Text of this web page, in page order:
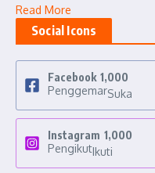
Read More
Social Icons
Facebook 1,000
PenggemarSuka
Instagram 1,000
PengikutIkuti